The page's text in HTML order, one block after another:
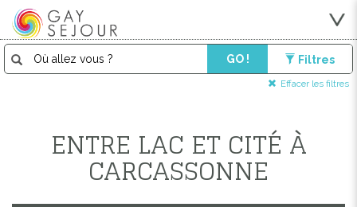
GO ! Filtres
Effacer les filtres
ENTRE LAC ET CITÉ À
CARCASSONNE